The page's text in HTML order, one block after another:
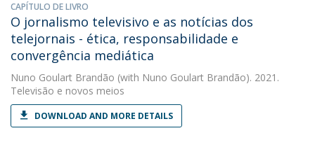
CAPÍTULO DE LIVRO
O jornalismo televisivo e as notícias dos
telejornais - ética, responsabilidade e
convergência mediática
Nuno Goulart Brandão (with Nuno Goulart Brandão). 2021.
Televisão e novos meios
DOWNLOAD AND MORE DETAILS